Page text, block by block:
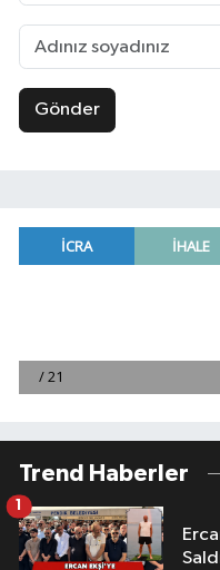
Gönder
Trend Haberler
Ercan
1